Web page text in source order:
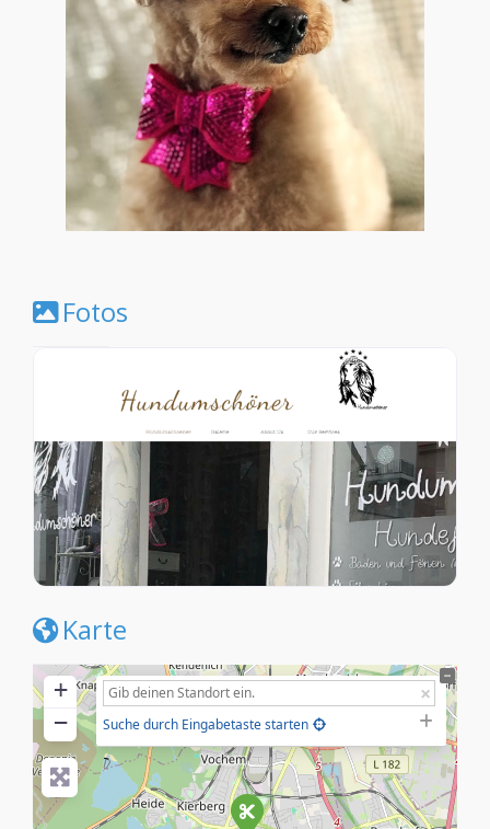
Fotos
Karte
+
−
Suche durch Eingabetaste starten